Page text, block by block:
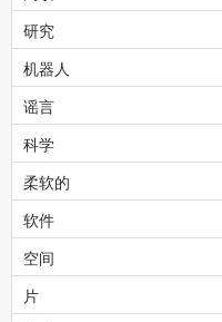
研究
机器人
谣言
科学
柔软的
软件
空间
片